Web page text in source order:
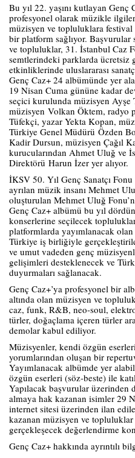
Bu yıl 22. yaşını kutlayan Genç
profesyonel olarak müzikle
müzisyen ve topluluklara
bir platform sağlıyor. Başvurular
ve topluluklar, 31. İstanbul Caz
semtlerindeki parklarda ücretsiz
etkinliklerinde uluslararası
Genç Caz+ 24 albümünde yer
19 Nisan Cuma gününe kadar
seçici kurulunda müzisyen Ayşe
müzisyen Volkan Öktem, radyo
Tüfekçi, yazar Yekta Kopan,
Türkiye Genel Müdürü Özden
Kadir Dursun, müzisyen Çağıl
kurucularından Ahmet Uluğ ve
Direktörü Harun İzer yer alıyor.
İKSV 50. Yıl Genç Sanatçı Fonu
ayrılan müzik insanı Mehmet
oluşturulan Mehmet Uluğ
Genç Caz+ albümü bu yıl
konserlerine seçilecek
platformlarda yayımlanacak
Türkiye iş birliğiyle
ve umut vadeden genç
gelişimleri desteklenecek ve
duyurmaları sağlanacak.
Genç Caz+’ya profesyonel bir
altında olan müzisyen ve
caz, funk, R&B, neo-soul,
türler, doğaçlama içeren türler
demolar kabul ediliyor.
Müzisyenler, kendi özgün
yorumlarından oluşan bir
Yayımlanacak albümde yer
özgün eserleri (söz-beste) ile
Yapılacak başvurular üzerinden
almaya hak kazanan isimler 29
internet sitesi üzerinden ilan
kazanan müzisyen ve
gerçekleşecek değerlendirme
Genç Caz+ hakkında ayrıntılı